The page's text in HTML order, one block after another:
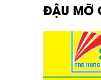
ĐẬU MỠ